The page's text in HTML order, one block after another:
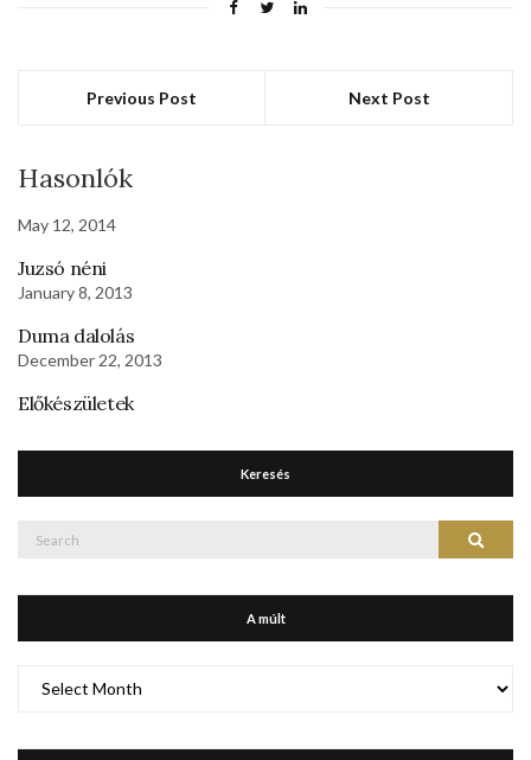
Previous Post Next Post
Hasonlók
May 12, 2014
Juzsó néni
January 8, 2013
Duma dalolás
December 22, 2013
Előkészületek
Keresés
Search
A múlt
múlt